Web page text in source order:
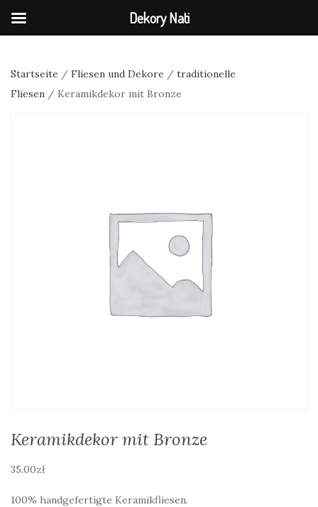
Startseite / Fliesen und Dekore / traditionelle
Fliesen / Keramikdekor mit Bronze
Keramikdekor mit Bronze
35.00zł
100% handgefertigte Keramikfliesen.
Dekory Nati